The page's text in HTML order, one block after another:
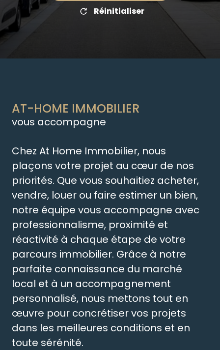
Réinitialiser
AT-HOME IMMOBILIER
vous accompagne
Chez At Home Immobilier, nous
plaçons votre projet au cœur de nos
priorités. Que vous souhaitiez acheter,
vendre, louer ou faire estimer un bien,
notre équipe vous accompagne avec
professionnalisme, proximité et
réactivité à chaque étape de votre
parcours immobilier. Grâce à notre
parfaite connaissance du marché
local et à un accompagnement
personnalisé, nous mettons tout en
œuvre pour concrétiser vos projets
dans les meilleures conditions et en
toute sérénité.